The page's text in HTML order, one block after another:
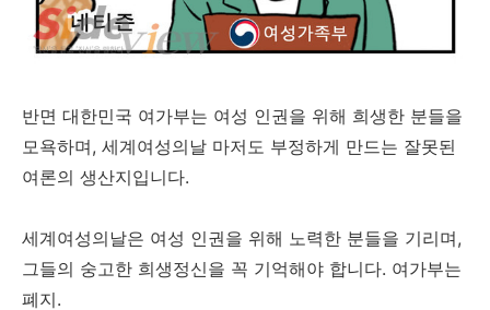
반면 대한민국 여가부는 여성 인권을 위해 희생한 분들을
모욕하며, 세계여성의날 마저도 부정하게 만드는 잘못된
여론의 생산지입니다.
세계여성의날은 여성 인권을 위해 노력한 분들을 기리며,
그들의 숭고한 희생정신을 꼭 기억해야 합니다. 여가부는
폐지.